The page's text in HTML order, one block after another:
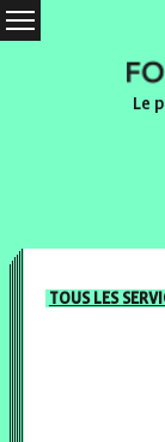
Le
TOUS LES